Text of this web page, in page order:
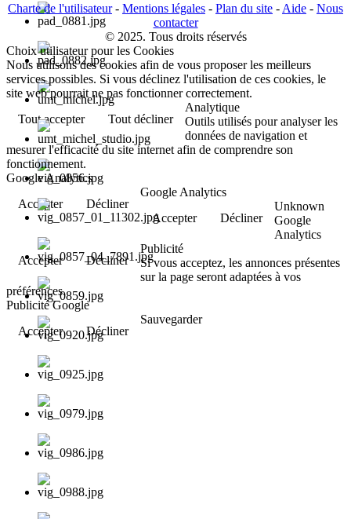
Charte de l'utilisateur- Mentions légales - Plan du site - Aide - Nous
contacter
© 2025. Tous droits réservés
Choix utilisateur pour les Cookies
Nous utilisons des cookies afin de vous proposer les meilleurs
services possibles. Si vous déclinez l'utilisation de ces cookies, le
site web pourrait ne pas fonctionner correctement.
Tout accepter
Tout décliner
Analytique
Outils utilisés pour analyser les
données de navigation et
mesurer l'efficacité du site internet afin de comprendre son
fonctionnement.
Google Analytics
Accepter
Décliner
Google Analytics
Accepter
Décliner
Unknown
Google
Analytics
Accepter
Décliner
Publicité
Si vous acceptez, les annonces présentes
sur la page seront adaptées à vos
préférences.
Publicité Google
Accepter
Décliner
Sauvegarder